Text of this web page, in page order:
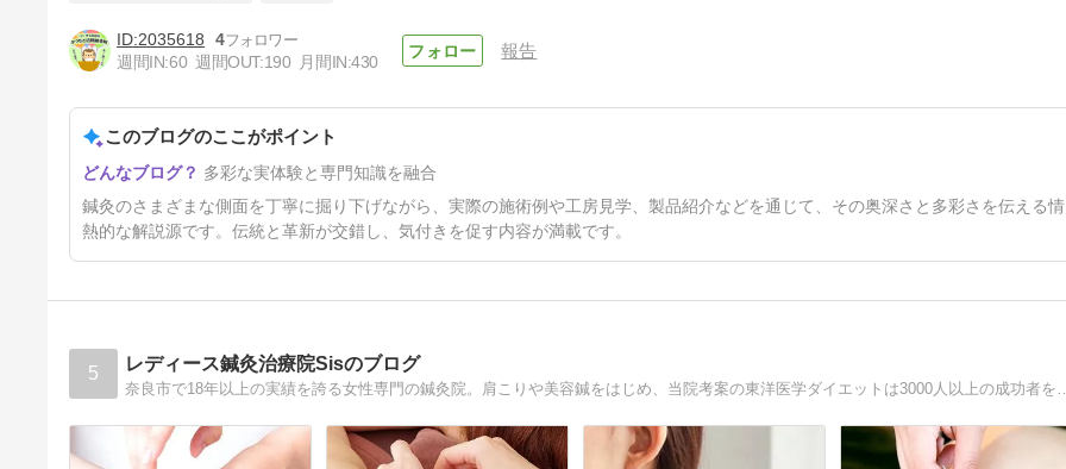
学生の集中力アップ・受験スト
レス対策の鍼灸
2035618
4
週間IN:60 週間OUT:190 月間IN:430
報告
このブログのここがポイント
多彩な実体験と専門知識を融合
鍼灸のさまざまな側面を丁寧に掘り下げながら、実際の施術例や工房見学、製品紹介などを通じて、その奥深さと多彩さを伝える情
熱的な解説源です。伝統と革新が交錯し、気付きを促す内容が満載です。
5 レディース鍼灸治療院Sisのブログ